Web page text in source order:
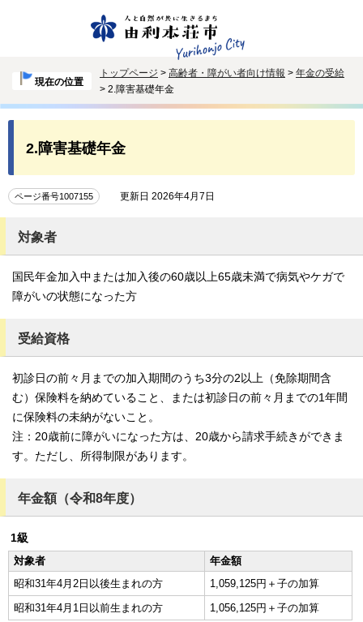
現在の位置
トップページ > 高齢者・障がい者向け情報 > 年金の受給
> 2.障害基礎年金
2.障害基礎年金
ページ番号1007155 更新日 2026年4月7日
対象者
国民年金加入中または加入後の60歳以上65歳未満で病気やケガで
障がいの状態になった方
受給資格
初診日の前々月までの加入期間のうち3分の2以上（免除期間含
む）保険料を納めていること、または初診日の前々月までの1年間
に保険料の未納がないこと。
注：20歳前に障がいになった方は、20歳から請求手続きができま
す。ただし、所得制限があります。
年金額（令和8年度）
1級
対象者
年金額
昭和31年4月2日以後生まれの方
1,059,125円＋子の加算
昭和31年4月1日以前生まれの方
1,056,125円＋子の加算